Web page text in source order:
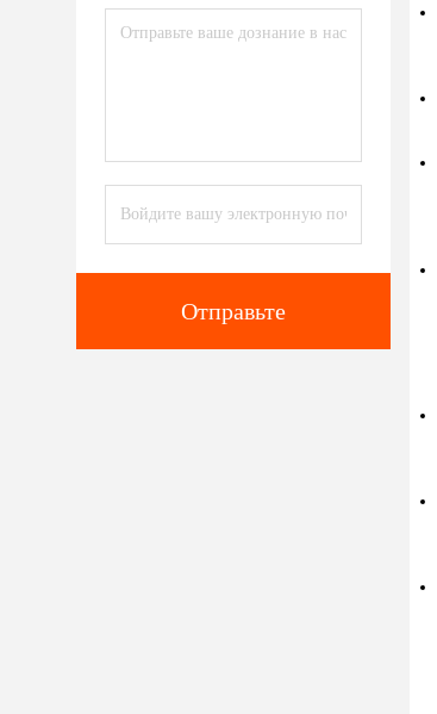
Отправьте